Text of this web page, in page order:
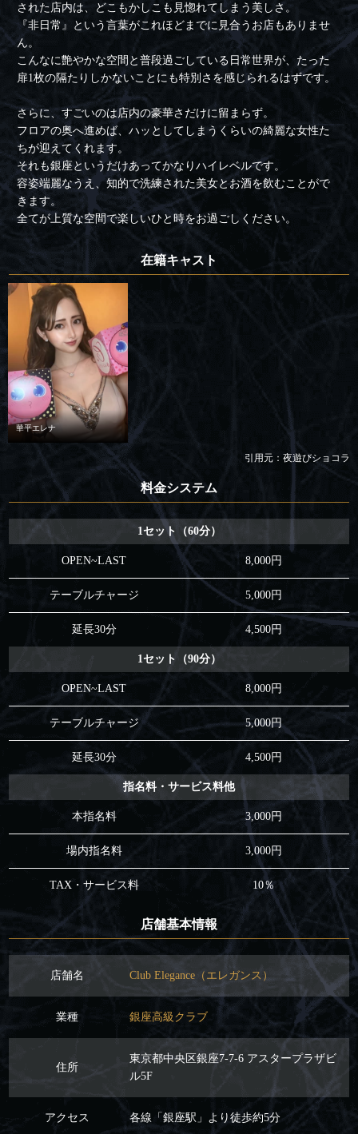
された店内は、どこもかしこも見惚れてしまう美しさ。
『非日常』という言葉がこれほどまでに見合うお店もありませ
ん。
こんなに艶やかな空間と普段過ごしている日常世界が、たった
扉1枚の隔たりしかないことにも特別さを感じられるはずです。
さらに、すごいのは店内の豪華さだけに留まらず。
フロアの奥へ進めば、ハッとしてしまうくらいの綺麗な女性た
ちが迎えてくれます。
それも銀座というだけあってかなりハイレベルです。
容姿端麗なうえ、知的で洗練された美女とお酒を飲むことがで
きます。
全てが上質な空間で楽しいひと時をお過ごしください。
在籍キャスト
華平エレナ
引用元：夜遊びショコラ
料金システム
1セット（60分）
OPEN~LAST 8,000円
テーブルチャージ 5,000円
延長30分 4,500円
1セット（90分）
OPEN~LAST 8,000円
テーブルチャージ 5,000円
延長30分 4,500円
指名料・サービス料他
本指名料 3,000円
場内指名料 3,000円
TAX・サービス料 10％
店舗基本情報
店舗名 Club Elegance（エレガンス）
業種 銀座高級クラブ
住所
東京都中央区銀座7-7-6 アスタープラザビ
ル5F
アクセス 各線「銀座駅」より徒歩約5分